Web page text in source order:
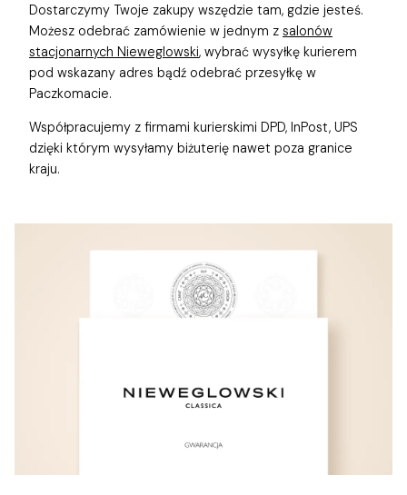
Dostarczymy Twoje zakupy wszędzie tam, gdzie jesteś.
Możesz odebrać zamówienie w jednym z salonów
stacjonarnych Nieweglowski, wybrać wysyłkę kurierem
pod wskazany adres bądź odebrać przesyłkę w
Paczkomacie.
Współpracujemy z firmami kurierskimi DPD, InPost, UPS
dzięki którym wysyłamy biżuterię nawet poza granice
kraju.